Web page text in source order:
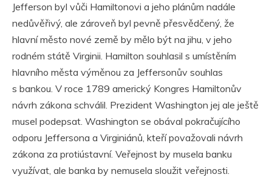
Jefferson byl vůči Hamiltonovi a jeho plánům nadále
nedůvěřivý, ale zároveň byl pevně přesvědčený, že
hlavní město nové země by mělo být na jihu, v jeho
rodném státě Virginii. Hamilton souhlasil s umístěním
hlavního města výměnou za Jeffersonův souhlas
s bankou. V roce 1789 americký Kongres Hamiltonův
návrh zákona schválil. Prezident Washington jej ale ještě
musel podepsat. Washington se obával pokračujícího
odporu Jeffersona a Virginiánů, kteří považovali návrh
zákona za protiústavní. Veřejnost by musela banku
využívat, ale banka by nemusela sloužit veřejnosti.